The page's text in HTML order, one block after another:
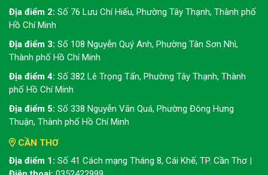
Địa điểm 2: Số 76 Lưu Chí Hiếu, Phường Tây Thạnh, Thành phố
Hồ Chí Minh
Địa điểm 3: Số 108 Nguyễn Quý Anh, Phường Tân Sơn Nhì,
Thành phố Hồ Chí Minh
Địa điểm 4: Số 382 Lê Trọng Tấn, Phường Tây Thạnh, Thành
phố Hồ Chí Minh
Địa điểm 5: Số 338 Nguyễn Văn Quá, Phường Đông Hưng
Thuận, Thành phố Hồ Chí Minh
CẦN THƠ
Địa điểm 1: Số 41 Cách mạng Tháng 8, Cái Khế, TP. Cần Thơ |